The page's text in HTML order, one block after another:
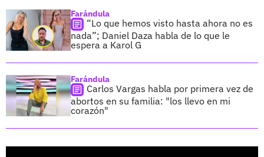
Farándula
“Lo que hemos visto hasta ahora no es
nada”; Daniel Daza habla de lo que le
espera a Karol G
Farándula
Carlos Vargas habla por primera vez de
abortos en su familia: "los llevo en mi
corazón"